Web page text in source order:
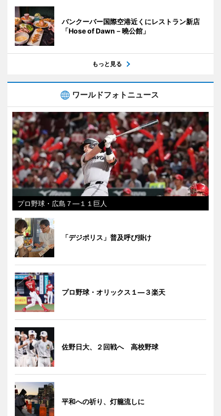
バンクーバー国際空港近くにレストラン新店
「Hose of Dawn－曉公館」
もっと見る
ワールドフォトニュース
プロ野球・広島７―１１巨人
「デジポリス」普及呼び掛け
プロ野球・オリックス１―３楽天
佐野日大、２回戦へ 高校野球
平和への祈り、灯籠流しに